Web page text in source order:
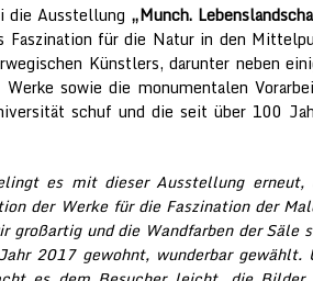
die Ausstellung „Munch.
Faszination für die Natur in den
Künstlers, darunter neben
sowie die monumentalen
schuf und die seit über 100
es mit dieser Ausstellung erneut,
der Werke für die Faszination der
großartig und die Wandfarben der Säle
2017 gewohnt, wunderbar gewählt.